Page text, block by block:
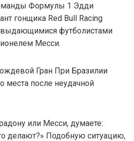
Формулы 1 Эдди
гонщика Red Bull Racing
выдающимися футболистами
Месси.
Гран При Бразилии
места после неудачной
или Месси, думаете:
делают?» Подобную ситуацию,